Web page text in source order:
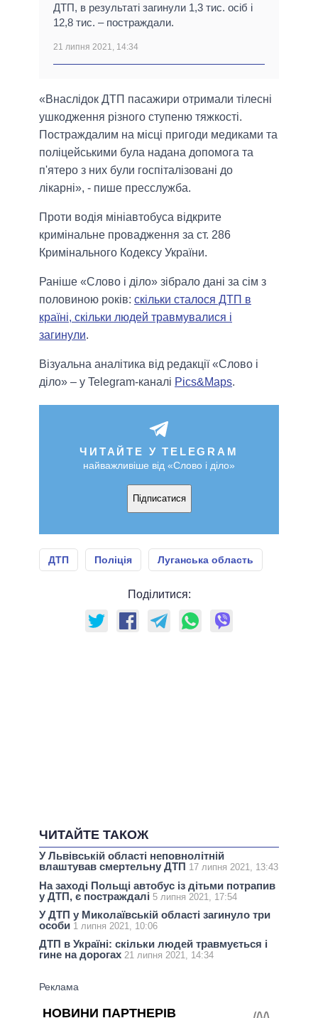
ДТП, в результаті загинули 1,3 тис. осіб і
12,8 тис. – постраждали.
21 липня 2021, 14:34
«Внаслідок ДТП пасажири отримали тілесні
ушкодження різного ступеню тяжкості.
Постраждалим на місці пригоди медиками та
поліцейськими була надана допомога та
п'ятеро з них були госпіталізовані до
лікарні», - пише пресслужба.
Проти водія мініавтобуса відкрите
кримінальне провадження за ст. 286
Кримінального Кодексу України.
Раніше «Слово і діло» зібрало дані за сім з
половиною років: скільки сталося ДТП в
країні, скільки людей травмувалися і
загинули.
Візуальна аналітика від редакції «Слово і
діло» – у Telegram-каналі Pics&Maps.
ЧИТАЙТЕ У TELEGRAM
найважливіше від «Слово і діло»
Підписатися
ДТП Поліція Луганська область
Поділитися:
ЧИТАЙТЕ ТАКОЖ
У Львівській області неповнолітній
влаштував смертельну ДТП 17 липня 2021, 13:43
На заході Польщі автобус із дітьми потрапив
у ДТП, є постраждалі 5 липня 2021, 17:54
У ДТП у Миколаївській області загинуло три
особи 1 липня 2021, 10:06
ДТП в Україні: скільки людей травмується і
гине на дорогах 21 липня 2021, 14:34